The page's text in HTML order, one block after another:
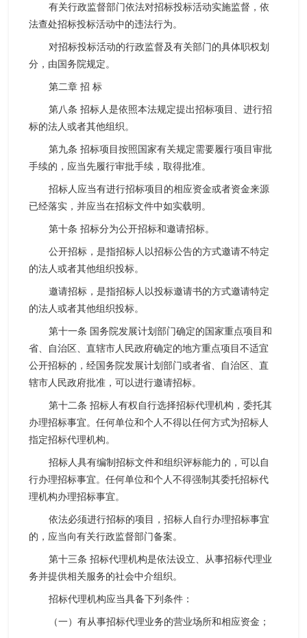
有关行政监督部门依法对招标投标活动实施监督，依
法查处招标投标活动中的违法行为。
对招标投标活动的行政监督及有关部门的具体职权划
分，由国务院规定。
第二章 招 标
第八条 招标人是依照本法规定提出招标项目、进行招
标的法人或者其他组织。
第九条 招标项目按照国家有关规定需要履行项目审批
手续的，应当先履行审批手续，取得批准。
招标人应当有进行招标项目的相应资金或者资金来源
已经落实，并应当在招标文件中如实载明。
第十条 招标分为公开招标和邀请招标。
公开招标，是指招标人以招标公告的方式邀请不特定
的法人或者其他组织投标。
邀请招标，是指招标人以投标邀请书的方式邀请特定
的法人或者其他组织投标。
第十一条 国务院发展计划部门确定的国家重点项目和
省、自治区、直辖市人民政府确定的地方重点项目不适宜
公开招标的，经国务院发展计划部门或者省、自治区、直
辖市人民政府批准，可以进行邀请招标。
第十二条 招标人有权自行选择招标代理机构，委托其
办理招标事宜。任何单位和个人不得以任何方式为招标人
指定招标代理机构。
招标人具有编制招标文件和组织评标能力的，可以自
行办理招标事宜。任何单位和个人不得强制其委托招标代
理机构办理招标事宜。
依法必须进行招标的项目，招标人自行办理招标事宜
的，应当向有关行政监督部门备案。
第十三条 招标代理机构是依法设立、从事招标代理业
务并提供相关服务的社会中介组织。
招标代理机构应当具备下列条件：
（一）有从事招标代理业务的营业场所和相应资金；